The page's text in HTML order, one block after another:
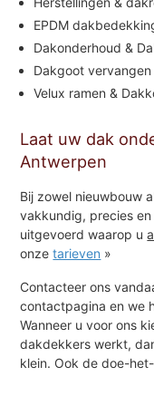
EPDM
Dakonderhoud &
Dakgoot
Velux ramen &
Laat uw dak
Antwerpen
Bij zowel nieuwbouw
vakkundig, precies
uitgevoerd waarop u
onzetarieven »
Contacteer ons
contactpagina en we
Wanneer u voor ons
dakdekkers werkt,
klein. Ook de doe-